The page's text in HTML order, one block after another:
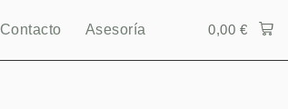
Contacto Asesoría 0,00 €